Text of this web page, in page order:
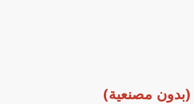
(بدون مصنعية)